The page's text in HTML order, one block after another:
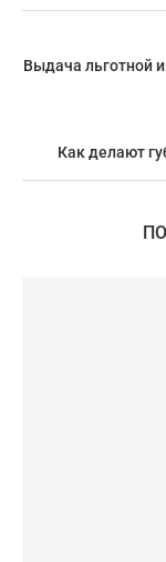
Выдача льготной
Как делают